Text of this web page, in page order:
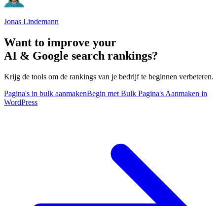
Jonas Lindemann
Want to improve your
AI & Google search rankings?
Krijg de tools om de rankings van je bedrijf te beginnen verbeteren.
Pagina's in bulk aanmakenBegin met Bulk Pagina's Aanmaken in
WordPress